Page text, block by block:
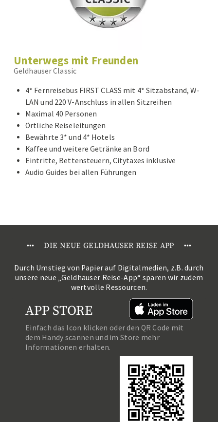
Unterwegs mit Freunden
Geldhauser Classic
4* Fernreisebus FIRST CLASS mit 4* Sitzabstand, W-
LAN und 220 V-Anschluss in allen Sitzreihen
Maximal 40 Personen
Örtliche Reiseleitungen
Bewährte 3* und 4* Hotels
Kaffee und weitere Getränke an Bord
Eintritte, Bettensteuern, Citytaxes inklusive
Audio Guides bei allen Führungen
••• DIE NEUE GELDHAUSER REISE APP •••
Durch Umstieg von Papier auf Digitalmedien, z.B. durch
unsere neue „Geldhauser Reise-App“ sparen wir zudem
wertvolle Ressourcen.
APP STORE
Einfach das Icon klicken oder den QR Code mit
dem Handy scannen und im Store mehr
Informationen erhalten.